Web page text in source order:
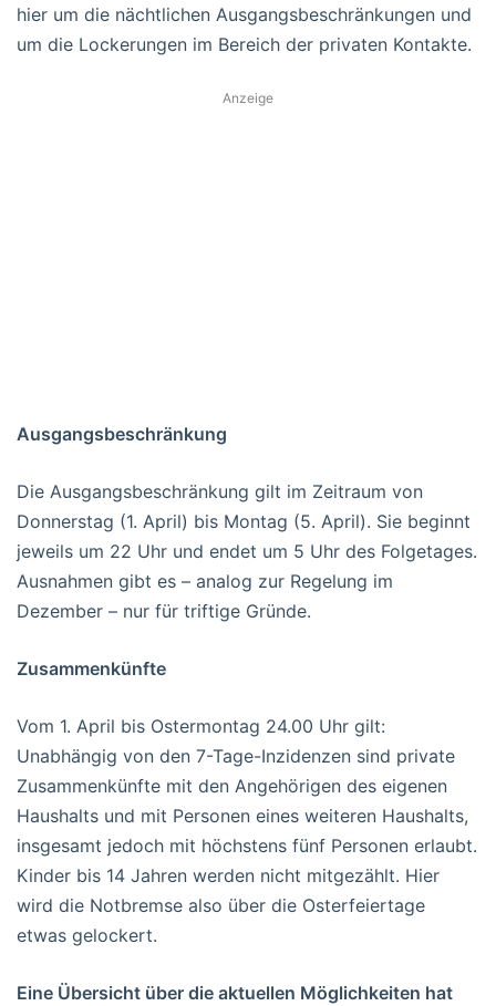
hier um die nächtlichen Ausgangsbeschränkungen und
um die Lockerungen im Bereich der privaten Kontakte.
Anzeige
Ausgangsbeschränkung
Die Ausgangsbeschränkung gilt im Zeitraum von
Donnerstag (1. April) bis Montag (5. April). Sie beginnt
jeweils um 22 Uhr und endet um 5 Uhr des Folgetages.
Ausnahmen gibt es – analog zur Regelung im
Dezember – nur für triftige Gründe.
Zusammenkünfte
Vom 1. April bis Ostermontag 24.00 Uhr gilt:
Unabhängig von den 7-Tage-Inzidenzen sind private
Zusammenkünfte mit den Angehörigen des eigenen
Haushalts und mit Personen eines weiteren Haushalts,
insgesamt jedoch mit höchstens fünf Personen erlaubt.
Kinder bis 14 Jahren werden nicht mitgezählt. Hier
wird die Notbremse also über die Osterfeiertage
etwas gelockert.
Eine Übersicht über die aktuellen Möglichkeiten hat